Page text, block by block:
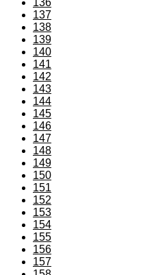
136
137
138
139
140
141
142
143
144
145
146
147
148
149
150
151
152
153
154
155
156
157